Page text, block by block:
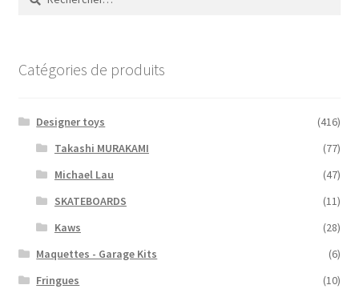
Catégories de produits
Designer toys
(416)
Takashi MURAKAMI
(77)
Michael Lau
(47)
SKATEBOARDS
(11)
Kaws
(28)
Maquettes - Garage Kits
(6)
Fringues
(10)